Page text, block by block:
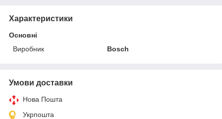
Характеристики
Основні
Виробник
Bosch
Умови доставки
Нова Пошта
Укрпошта